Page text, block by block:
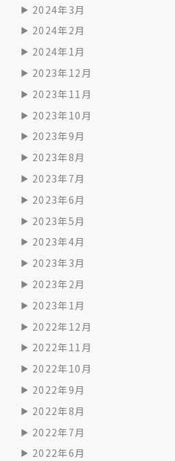
2024年3月
2024年2月
2024年1月
2023年12月
2023年11月
2023年10月
2023年9月
2023年8月
2023年7月
2023年6月
2023年5月
2023年4月
2023年3月
2023年2月
2023年1月
2022年12月
2022年11月
2022年10月
2022年9月
2022年8月
2022年7月
2022年6月